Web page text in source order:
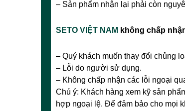
– Sản phẩm nhận lại phải còn
SETO VIỆT NAM không chấp
– Quý khách muốn thay đổi chủng
– Lỗi do người sử dụng.
– Không chấp nhận các lỗi ngoại
Chú ý: Khách hàng xem kỹ sản
hợp ngoại lệ. Để đảm bảo cho mọi